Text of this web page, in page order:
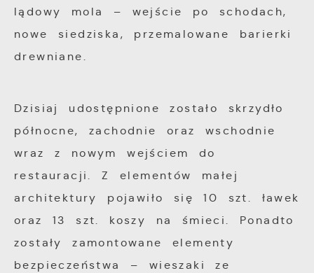
lądowy mola – wejście po schodach,
nowe siedziska, przemalowane barierki
drewniane.
Dzisiaj udostępnione zostało skrzydło
północne, zachodnie oraz wschodnie
wraz z nowym wejściem do
restauracji. Z elementów małej
architektury pojawiło się 10 szt. ławek
oraz 13 szt. koszy na śmieci. Ponadto
zostały zamontowane elementy
bezpieczeństwa – wieszaki ze